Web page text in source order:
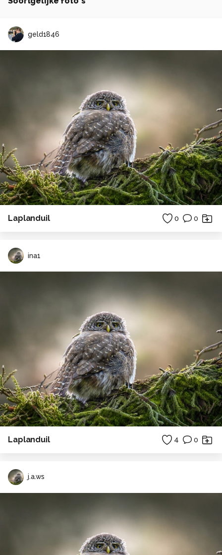
geld1846
Laplanduil 0 0
ina1
Laplanduil 4 0
j.a.ws